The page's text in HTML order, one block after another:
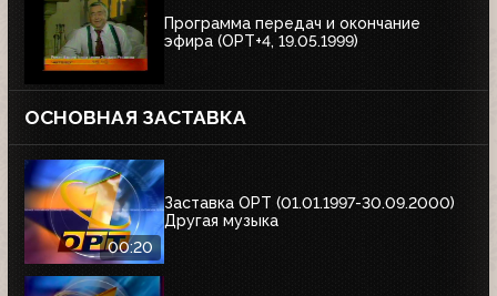
Программа передач и окончание
эфира (ОРТ+4, 19.05.1999)
ОСНОВНАЯ ЗАСТАВКА
00:20
Заставка ОРТ (01.01.1997-30.09.2000)
Другая музыка